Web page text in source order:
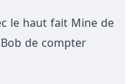
le haut fait Mine de
de compter